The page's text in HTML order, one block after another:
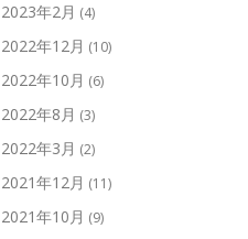
2023年2月 (4)
2022年12月 (10)
2022年10月 (6)
2022年8月 (3)
2022年3月 (2)
2021年12月 (11)
2021年10月 (9)